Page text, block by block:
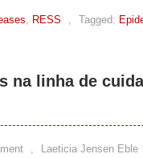
, RESS , Tagged:
na linha de
, Laeticia Jensen Eble